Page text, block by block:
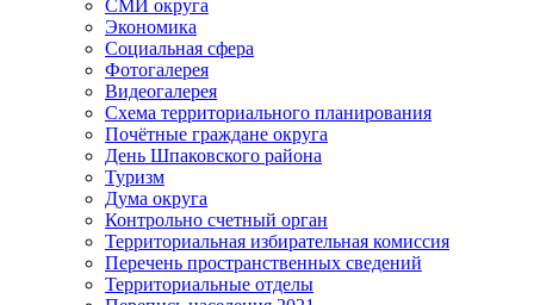
СМИ округа
Экономика
Социальная сфера
Фотогалерея
Видеогалерея
Схема территориального планирования
Почётные граждане округа
День Шпаковского района
Туризм
Дума округа
Контрольно счетный орган
Территориальная избирательная комиссия
Перечень пространственных сведений
Территориальные отделы